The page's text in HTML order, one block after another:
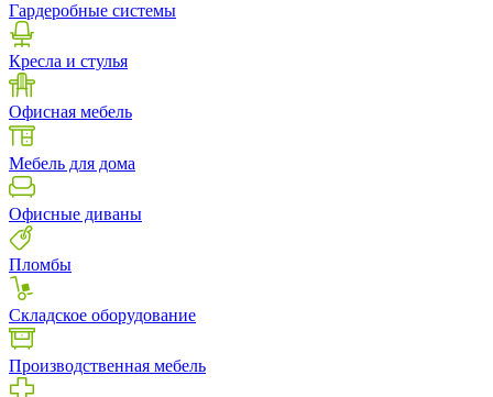
Гардеробные системы
Кресла и стулья
Офисная мебель
Мебель для дома
Офисные диваны
Пломбы
Складское оборудование
Производственная мебель